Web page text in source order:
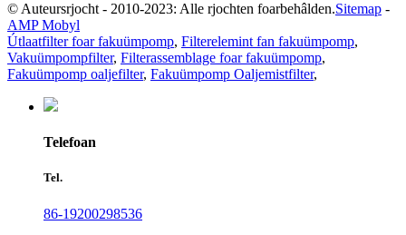
© Auteursrjocht - 2010-2023: Alle rjochten foarbehâlden.Sitemap -
AMP Mobyl
Útlaatfilter foar fakuümpomp, Filterelemint fan fakuümpomp,
Vakuümpompfilter, Filterassemblage foar fakuümpomp,
Fakuümpomp oaljefilter, Fakuümpomp Oaljemistfilter,
Telefoan
Tel.
86-19200298536